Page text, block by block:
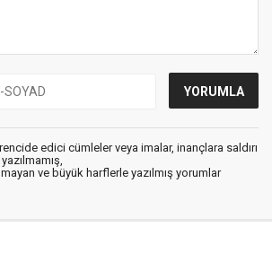
edici cümleler veya imalar, inançlara saldırı
ve büyük harflerle yazılmış yorumlar